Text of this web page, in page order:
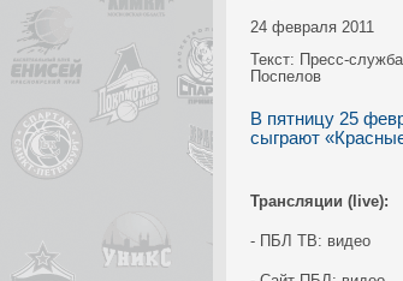
24 февраля 2011
Текст: Пресс-
Поспелов
В пятницу 25
сыграют
Трансляции (live):
- ПБЛ ТВ: видео